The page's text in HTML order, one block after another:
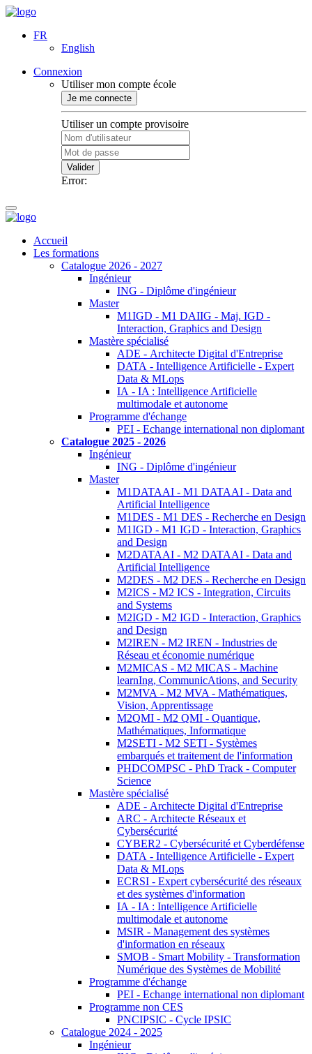
FR
English
Connexion
Utiliser mon compte école
Je me connecte
Utiliser un compte provisoire
Valider
Error:
Accueil
Les formations
Catalogue 2026 - 2027
Ingénieur
ING - Diplôme d'ingénieur
Master
M1IGD - M1 DAIIG - Maj. IGD -
Interaction, Graphics and Design
Mastère spécialisé
ADE - Architecte Digital d'Entreprise
DATA - Intelligence Artificielle - Expert
Data & MLops
IA - IA : Intelligence Artificielle
multimodale et autonome
Programme d'échange
PEI - Echange international non diplomant
Catalogue 2025 - 2026
Ingénieur
ING - Diplôme d'ingénieur
Master
M1DATAAI - M1 DATAAI - Data and
Artificial Intelligence
M1DES - M1 DES - Recherche en Design
M1IGD - M1 IGD - Interaction, Graphics
and Design
M2DATAAI - M2 DATAAI - Data and
Artificial Intelligence
M2DES - M2 DES - Recherche en Design
M2ICS - M2 ICS - Integration, Circuits
and Systems
M2IGD - M2 IGD - Interaction, Graphics
and Design
M2IREN - M2 IREN - Industries de
Réseau et économie numérique
M2MICAS - M2 MICAS - Machine
learnIng, CommunicAtions, and Security
M2MVA - M2 MVA - Mathématiques,
Vision, Apprentissage
M2QMI - M2 QMI - Quantique,
Mathématiques, Informatique
M2SETI - M2 SETI - Systèmes
embarqués et traitement de l'information
PHDCOMPSC - PhD Track - Computer
Science
Mastère spécialisé
ADE - Architecte Digital d'Entreprise
ARC - Architecte Réseaux et
Cybersécurité
CYBER2 - Cybersécurité et Cyberdéfense
DATA - Intelligence Artificielle - Expert
Data & MLops
ECRSI - Expert cybersécurité des réseaux
et des systèmes d'information
IA - IA : Intelligence Artificielle
multimodale et autonome
MSIR - Management des systèmes
d'information en réseaux
SMOB - Smart Mobility - Transformation
Numérique des Systèmes de Mobilité
Programme d'échange
PEI - Echange international non diplomant
Programme non CES
PNCIPSIC - Cycle IPSIC
Catalogue 2024 - 2025
Ingénieur